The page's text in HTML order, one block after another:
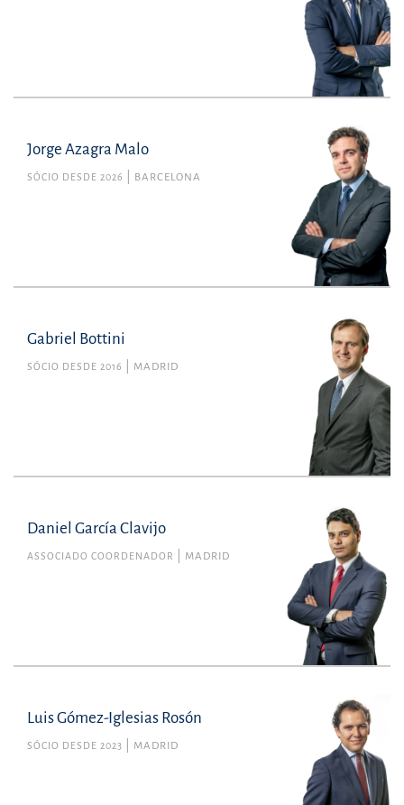
Jorge Azagra Malo
SÓCIO DESDE 2026 BARCELONA
Gabriel Bottini
SÓCIO DESDE 2016 MADRID
Daniel García Clavijo
ASSOCIADO COORDENADOR MADRID
Luis Gómez-Iglesias Rosón
SÓCIO DESDE 2023 MADRID